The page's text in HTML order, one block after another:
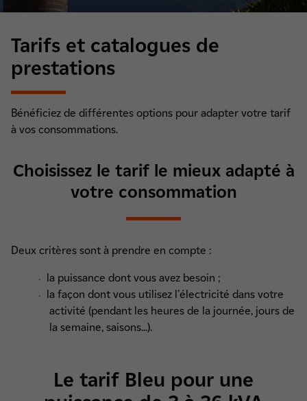
Tarifs et catalogues de
prestations
Bénéficiez de différentes options pour adapter votre tarif
à vos consommations.
Choisissez le tarif le mieux adapté à
votre consommation
Deux critères sont à prendre en compte :
la puissance dont vous avez besoin ;
la façon dont vous utilisez l'électricité dans votre
activité (pendant les heures de la journée, jours de
la semaine, saisons...).
Le tarif Bleu pour une